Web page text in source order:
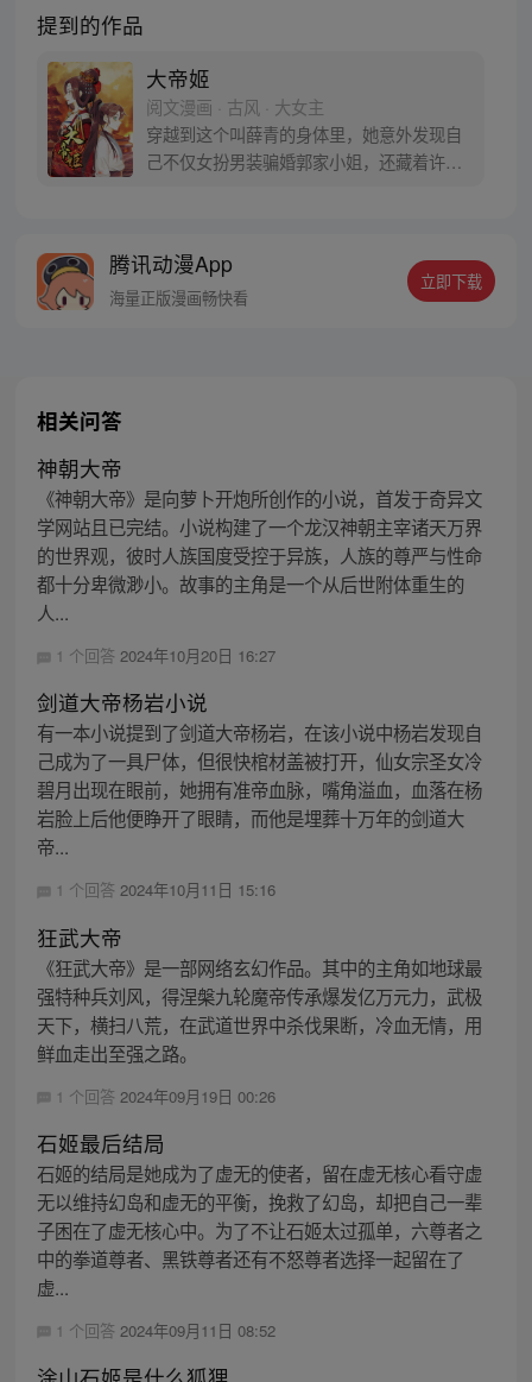
提到的作品
大帝姬
阅文漫画 · 古风 · 大女主
穿越到这个叫薛青的身体里，她意外发现自
己不仅女扮男装骗婚郭家小姐，还藏着许多
上皇位！
腾讯动漫App
海量正版漫画畅快看
立即下载
相关问答
神朝大帝
《神朝大帝》是向萝卜开炮所创作的小说，首发于奇异文
学网站且已完结。小说构建了一个龙汉神朝主宰诸天万界
的世界观，彼时人族国度受控于异族，人族的尊严与性命
都十分卑微渺小。故事的主角是一个从后世附体重生的
人...
1 个回答 2024年10月20日 16:27
剑道大帝杨岩小说
有一本小说提到了剑道大帝杨岩，在该小说中杨岩发现自
己成为了一具尸体，但很快棺材盖被打开，仙女宗圣女冷
碧月出现在眼前，她拥有准帝血脉，嘴角溢血，血落在杨
岩脸上后他便睁开了眼睛，而他是埋葬十万年的剑道大
帝...
1 个回答 2024年10月11日 15:16
狂武大帝
《狂武大帝》是一部网络玄幻作品。其中的主角如地球最
强特种兵刘风，得涅槃九轮魔帝传承爆发亿万元力，武极
天下，横扫八荒，在武道世界中杀伐果断，冷血无情，用
鲜血走出至强之路。
1 个回答 2024年09月19日 00:26
石姬最后结局
石姬的结局是她成为了虚无的使者，留在虚无核心看守虚
无以维持幻岛和虚无的平衡，挽救了幻岛，却把自己一辈
子困在了虚无核心中。为了不让石姬太过孤单，六尊者之
中的拳道尊者、黑铁尊者还有不怒尊者选择一起留在了
虚...
1 个回答 2024年09月11日 08:52